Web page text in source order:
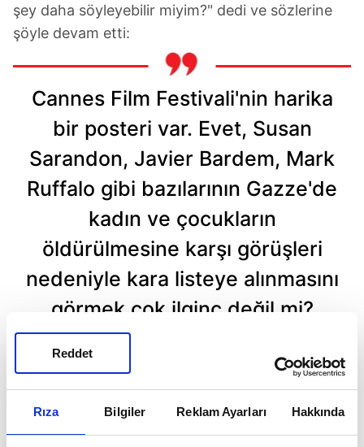
Rıza Bilgiler Reklam Ayarları Hakkında
Reddet
şey daha söyleyebilir miyim?" dedi ve sözlerine
şöyle devam etti:
Cannes Film Festivali'nin harika
bir posteri var. Evet, Susan
Sarandon, Javier Bardem, Mark
Ruffalo gibi bazılarının Gazze'de
kadın ve çocukların
öldürülmesine karşı görüşleri
nedeniyle kara listeye alınmasını
görmek çok ilginç değil mi?
Bunu yapan Hollywood elitlerine
yazıklar olsun. Onlara saygı ve
en iyilerimiz, onlara hayranım.